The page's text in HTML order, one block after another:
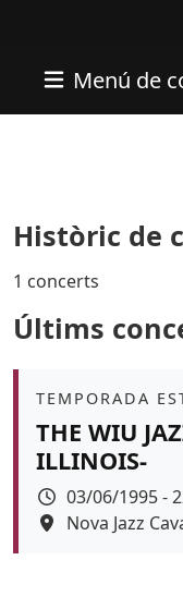
Menú de
Històric de
1 concerts
Últims
Àmbit
TEMPORADA
THE WIU
ILLINOIS-
Data
03/06/1995 -
Espai
Nova Jazz